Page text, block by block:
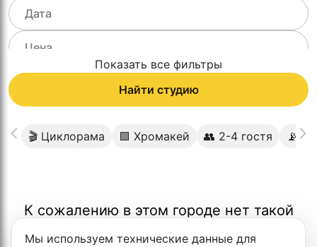
Показать все фильтры
Найти студию
🎬 Циклорама 🟩 Хромакей 👥 2-4 гостя 📡
К сожалению в этом городе нет такой
Мы используем технические данные для